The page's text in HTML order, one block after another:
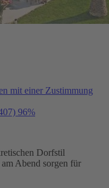
mit einer Zustimmung
96%
Dorfstil
Abend sorgen für